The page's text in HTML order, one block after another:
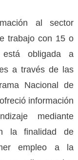
al sector
trabajo con 15 o
está obligada a
a través de las
Nacional de
información
mediante
la finalidad de
empleo a la